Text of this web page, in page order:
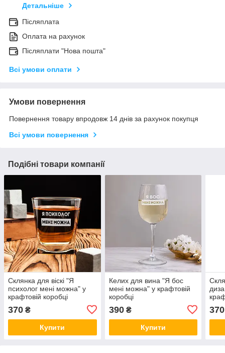
Детальніше
Післяплата
Оплата на рахунок
Післяплати "Нова пошта"
Всі умови оплати
Умови повернення
Повернення товару впродовж 14 днів за рахунок покупця
Всі умови повернення
Подібні товари компанії
Склянка для віскі "Я
психолог мені можна" у
крафтовій коробці
370 ₴
Купити
Келих для вина "Я бос
мені можна" у крафтовій
коробці
390₴
Купити
370